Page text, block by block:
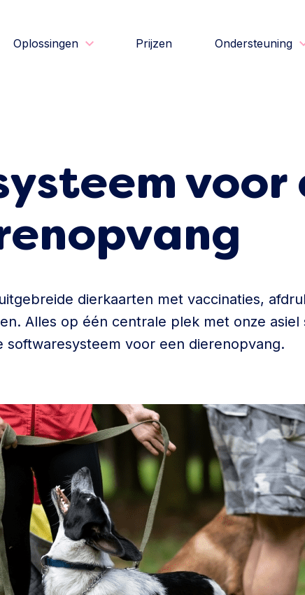
Oplossingen Prijzen Ondersteuning
voor
dierkaarten met vaccinaties,
Alles op één centrale plek met onze asiel
softwaresysteem voor een dierenopvang.